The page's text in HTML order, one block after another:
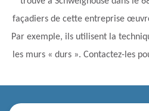
façadiers de cette entreprise
Par exemple, ils utilisent la
les murs « durs ». Contactez-les